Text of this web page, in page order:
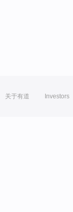
关于有道 Investors